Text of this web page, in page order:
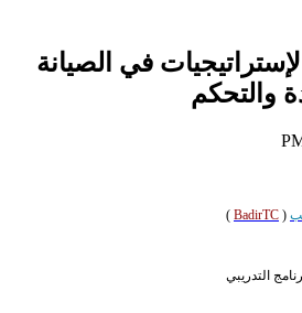
في الصيانة
والتحكم
(
BadirTC
)
التدريبي